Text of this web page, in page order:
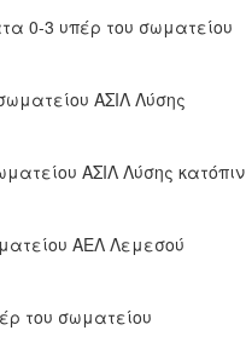
0-3 υπέρ του σωματείου
ΑΣΙΛ Λύσης
ΑΣΙΛ Λύσης κατόπιν
ΑΕΛ Λεμεσού
του σωματείου